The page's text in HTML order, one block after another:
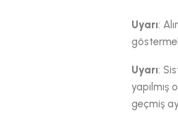
Uyarı:
Uyarı:
yapılmış
geçmiş